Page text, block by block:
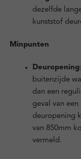
dezelfde
kunststof
Minpunten
Deuropening
buitenzijde
dan een
geval van
deuropening
van 850mm
vermeld.